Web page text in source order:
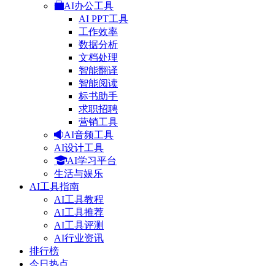
AI办公工具
AI PPT工具
工作效率
数据分析
文档处理
智能翻译
智能阅读
标书助手
求职招聘
营销工具
AI音频工具
AI设计工具
AI学习平台
生活与娱乐
AI工具指南
AI工具教程
AI工具推荐
AI工具评测
AI行业资讯
排行榜
今日热点